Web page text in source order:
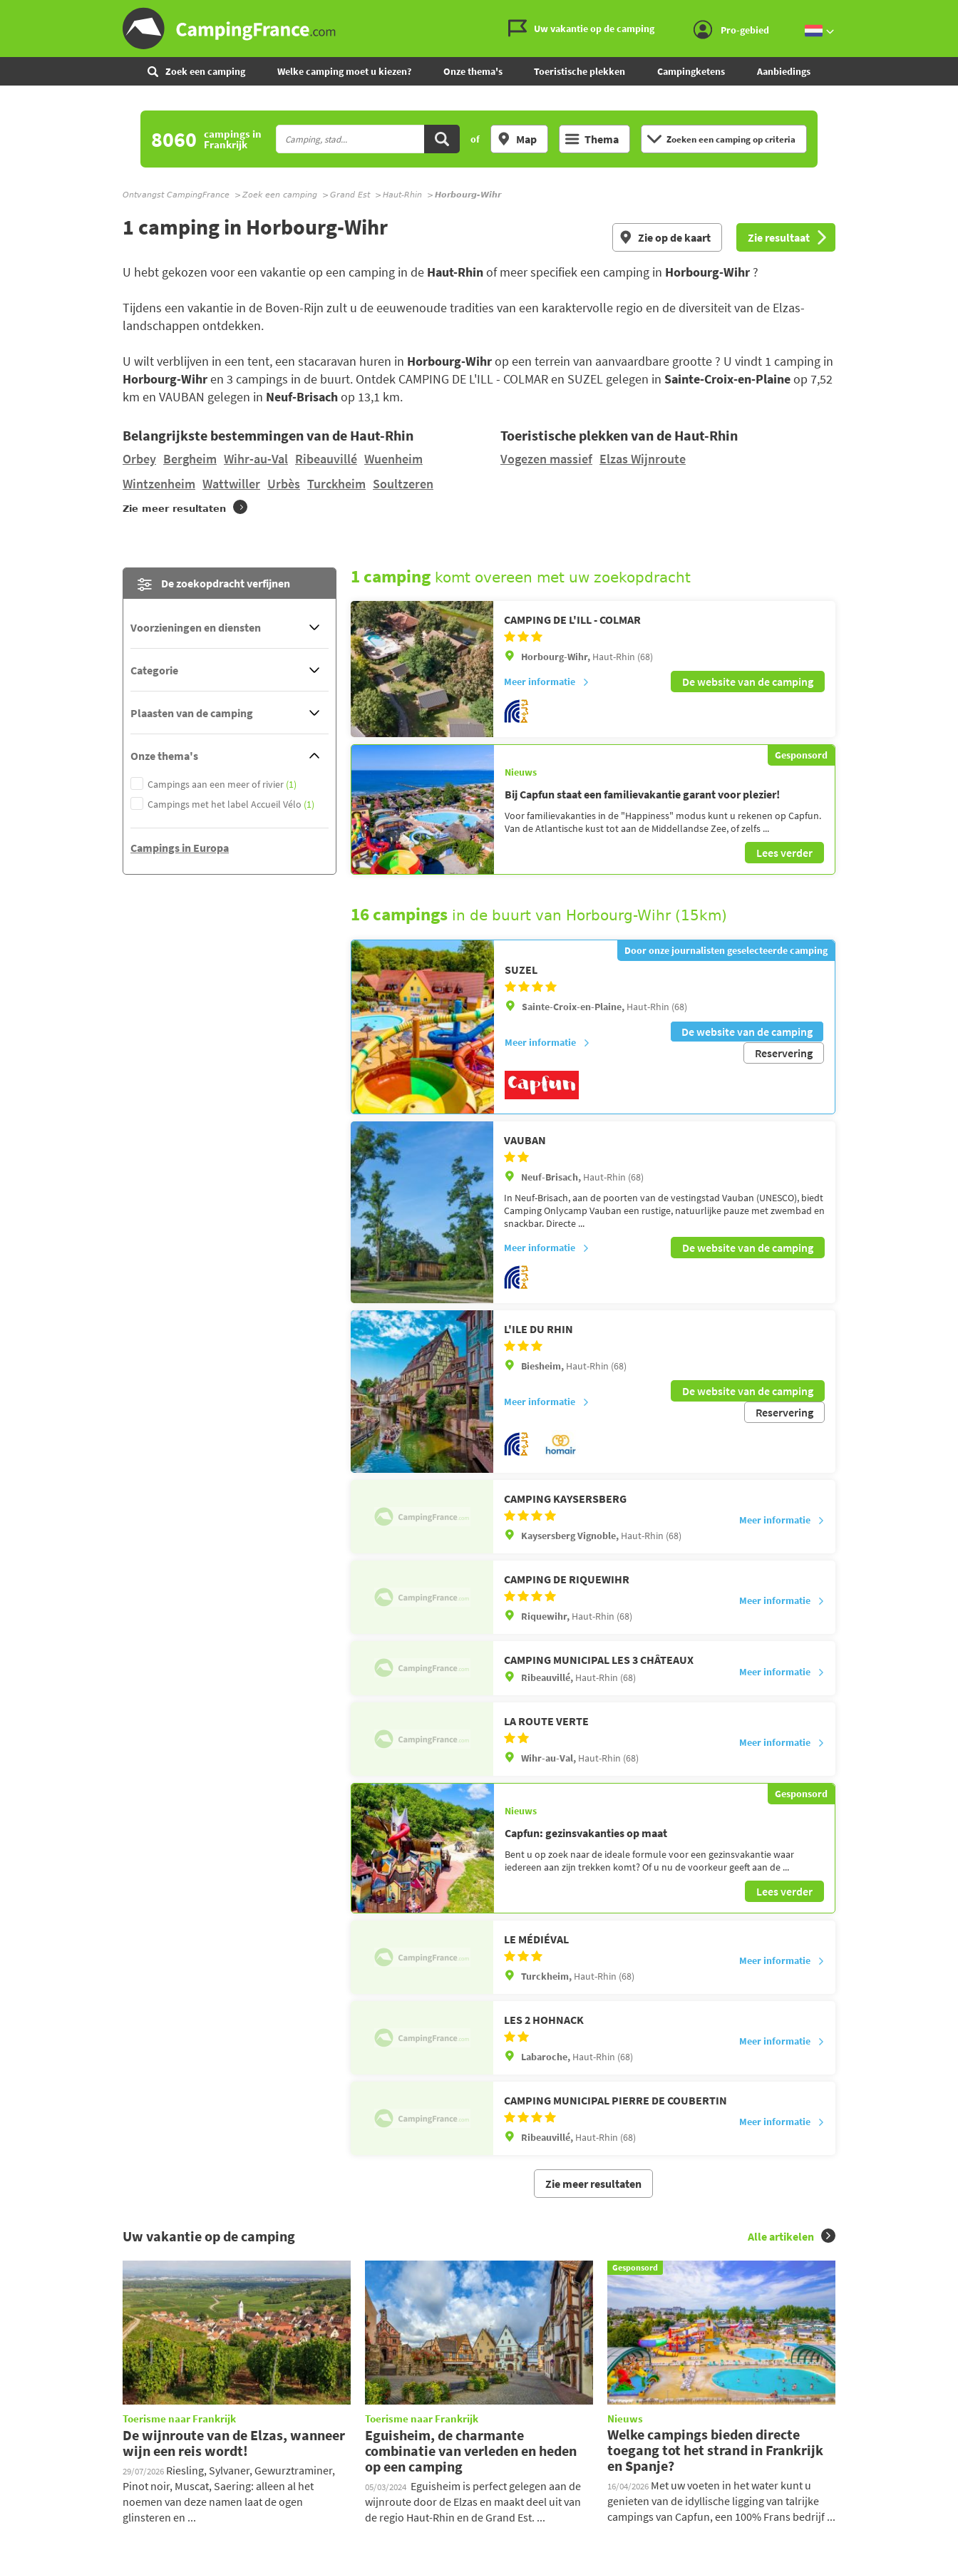
Uw vakantie op de camping Pro-gebied
Zoek een camping Welke camping moet u kiezen? Onze thema's Toeristische plekken Campingketens Aanbiedings
8060 campingsin
Frankrijk of Map Thema Zoeken een camping op criteria
Ontvangst CampingFrance Zoek een camping Grand Est Haut-Rhin Horbourg-Wihr
1 camping in Horbourg-Wihr Zie op de kaart Zie resultaat
U hebt gekozen voor een vakantie op een camping in de Haut-Rhinof meer specifiek een camping in Horbourg-Wihr ?
Tijdens een vakantie in de Boven-Rijn zult u de eeuwenoude tradities van een karaktervolle regio en de diversiteit van de Elzas-
landschappen ontdekken.
U wilt verblijven in een tent, een stacaravan huren in Horbourg-Wihrop een terrein van aanvaardbare grootte ? U vindt 1 camping in
Horbourg-Wihren 3 campings in de buurt. Ontdek CAMPING DE L'ILL - COLMAR en SUZEL gelegen in Sainte-Croix-en-Plaineop 7,52
km en VAUBAN gelegen in Neuf-Brisachop 13,1 km.
Belangrijkste bestemmingen van de Haut-Rhin
Orbey Bergheim Wihr-au-Val Ribeauvillé Wuenheim
Wintzenheim Wattwiller Urbès Turckheim Soultzeren
Zie meer resultaten
Toeristische plekken van de Haut-Rhin
Vogezen massief Elzas Wijnroute
De zoekopdracht verfijnen
Voorzieningen en diensten
Categorie
Plaasten van de camping
Onze thema's
Campings aan een meer of rivier (1)
Campings met het label Accueil Vélo (1)
Campings in Europa
1 camping komt overeen met uw zoekopdracht
CAMPING DE L'ILL - COLMAR
Horbourg-Wihr, Haut-Rhin (68)
Meer informatie
De website van de camping
Gesponsord
Nieuws
Bij Capfun staat een familievakantie garant voor plezier!
Voor familievakanties in de "Happiness" modus kunt u rekenen op Capfun.
Van de Atlantische kust tot aan de Middellandse Zee, of zelfs ...
Lees verder
16 campings in de buurt van Horbourg-Wihr (15km)
Door onze journalisten geselecteerde camping
SUZEL
Sainte-Croix-en-Plaine, Haut-Rhin (68)
Meer informatie
De website van de camping
Reservering
VAUBAN
Neuf-Brisach, Haut-Rhin (68)
In Neuf-Brisach, aan de poorten van de vestingstad Vauban (UNESCO), biedt
Camping Onlycamp Vauban een rustige, natuurlijke pauze met zwembad en
snackbar. Directe ...
Meer informatie
De website van de camping
L'ILE DU RHIN
Biesheim, Haut-Rhin (68)
Meer informatie
De website van de camping
Reservering
CAMPING KAYSERSBERG
Kaysersberg Vignoble, Haut-Rhin (68)
Meer informatie
CAMPING DE RIQUEWIHR
Riquewihr, Haut-Rhin (68)
Meer informatie
CAMPING MUNICIPAL LES 3 CHÂTEAUX
Ribeauvillé, Haut-Rhin (68) Meer informatie
LA ROUTE VERTE
Wihr-au-Val, Haut-Rhin (68)
Meer informatie
Gesponsord
Nieuws
Capfun: gezinsvakanties op maat
Bent u op zoek naar de ideale formule voor een gezinsvakantie waar
iedereen aan zijn trekken komt? Of u nu de voorkeur geeft aan de ...
Lees verder
LE MÉDIÉVAL
Turckheim, Haut-Rhin (68)
Meer informatie
LES 2 HOHNACK
Labaroche, Haut-Rhin (68)
Meer informatie
CAMPING MUNICIPAL PIERRE DE COUBERTIN
Ribeauvillé, Haut-Rhin (68)
Meer informatie
Zie meer resultaten
Uw vakantie op de camping Alle artikelen
Toerisme naar Frankrijk
De wijnroute van de Elzas, wanneer
wijn een reis wordt!
29/07/2026 Riesling, Sylvaner, Gewurztraminer,
Pinot noir, Muscat, Saering: alleen al het
noemen van deze namen laat de ogen
glinsteren en ...
Toerisme naar Frankrijk
Eguisheim, de charmante
combinatie van verleden en heden
op een camping
05/03/2024 Eguisheim is perfect gelegen aan de
wijnroute door de Elzas en maakt deel uit van
de regio Haut-Rhin en de Grand Est. ...
Gesponsord
Nieuws
Welke campings bieden directe
toegang tot het strand in Frankrijk
en Spanje?
16/04/2026 Met uw voeten in het water kunt u
genieten van de idyllische ligging van talrijke
campings van Capfun, een 100% Frans bedrijf ...